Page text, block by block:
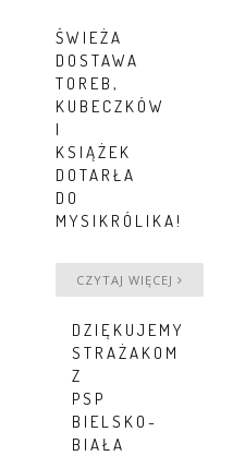
ŚWIEŻA
DOSTAWA
TOREB,
KUBECZKÓW
I
KSIĄŻEK
DOTARŁA
DO
MYSIKRÓLIKA!
CZYTAJ WIĘCEJ
DZIĘKUJEMY
STRAŻAKOM
Z
PSP
BIELSKO-
BIAŁA